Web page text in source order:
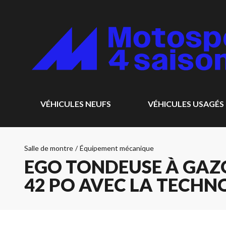
VÉHICULES NEUFS VÉHICULES USAGÉS
Salle de montre / Équipement mécanique
EGO TONDEUSE À
42 PO AVEC LA